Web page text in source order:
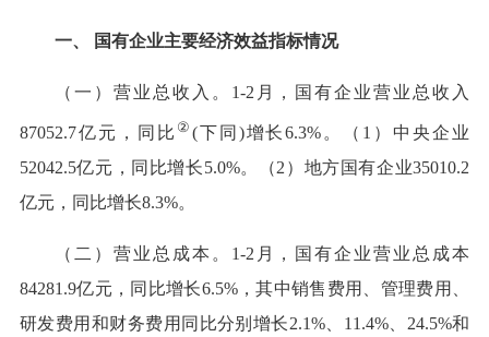
一、 国有企业主要经济效益指标情况
（一）营业总收入。1-2月，国有企业营业总收入
87052.7亿元，同比 ② (下同)增长6.3%。（1）中央企业
52042.5亿元，同比增长5.0%。（2）地方国有企业35010.2
亿元，同比增长8.3%。
（二）营业总成本。1-2月，国有企业营业总成本
84281.9亿元，同比增长6.5%，其中销售费用、管理费用、
研发费用和财务费用同比分别增长2.1%、11.4%、24.5%和